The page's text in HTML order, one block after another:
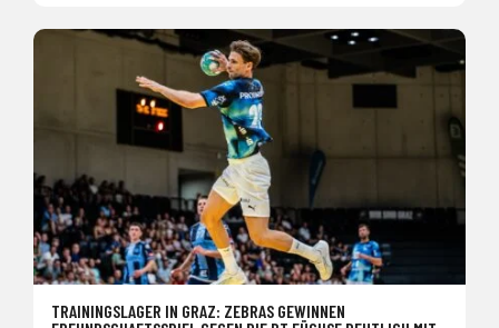
TRAININGSLAGER IN GRAZ: ZEBRAS GEWINNEN